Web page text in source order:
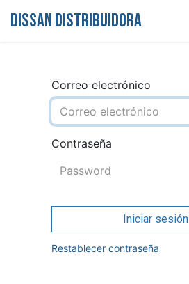
DISSAN DISTRIBUIDORA
Correo electrónico
Contraseña
Iniciar sesión
Restablecer contraseña